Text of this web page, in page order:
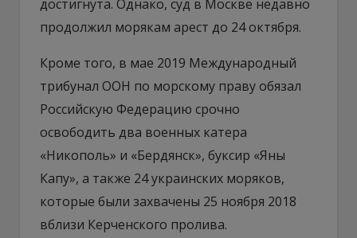
достигнута. Однако, суд в Москве недавно
продолжил морякам арест до 24 октября.
Кроме того, в мае 2019 Международный
трибунал ООН по морскому праву обязал
Российскую Федерацию срочно
освободить два военных катера
«Никополь» и «Бердянск», буксир «Яны
Капу», а также 24 украинских моряков,
которые были захвачены 25 ноября 2018
вблизи Керченского пролива.